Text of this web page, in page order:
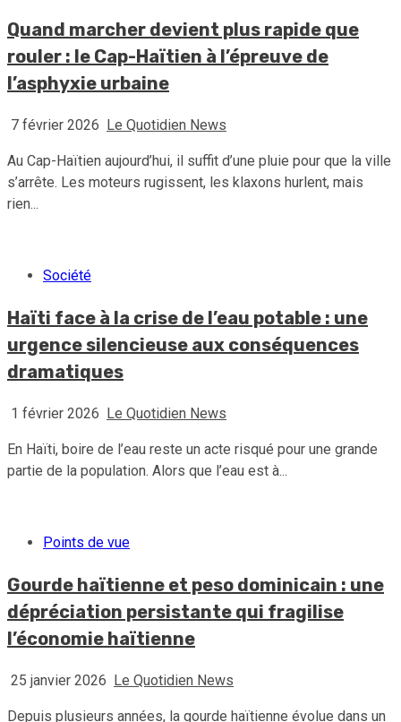
Quand marcher devient plus rapide que
rouler : le Cap-Haïtien à l’épreuve de
l’asphyxie urbaine
7 février 2026 Le Quotidien News
Au Cap-Haïtien aujourd’hui, il suffit d’une pluie pour que la ville
s’arrête. Les moteurs rugissent, les klaxons hurlent, mais
rien...
Société
Haïti face à la crise de l’eau potable : une
urgence silencieuse aux conséquences
dramatiques
1 février 2026 Le Quotidien News
En Haïti, boire de l’eau reste un acte risqué pour une grande
partie de la population. Alors que l’eau est à...
Points de vue
Gourde haïtienne et peso dominicain : une
dépréciation persistante qui fragilise
l’économie haïtienne
25 janvier 2026 Le Quotidien News
Depuis plusieurs années, la gourde haïtienne évolue dans un